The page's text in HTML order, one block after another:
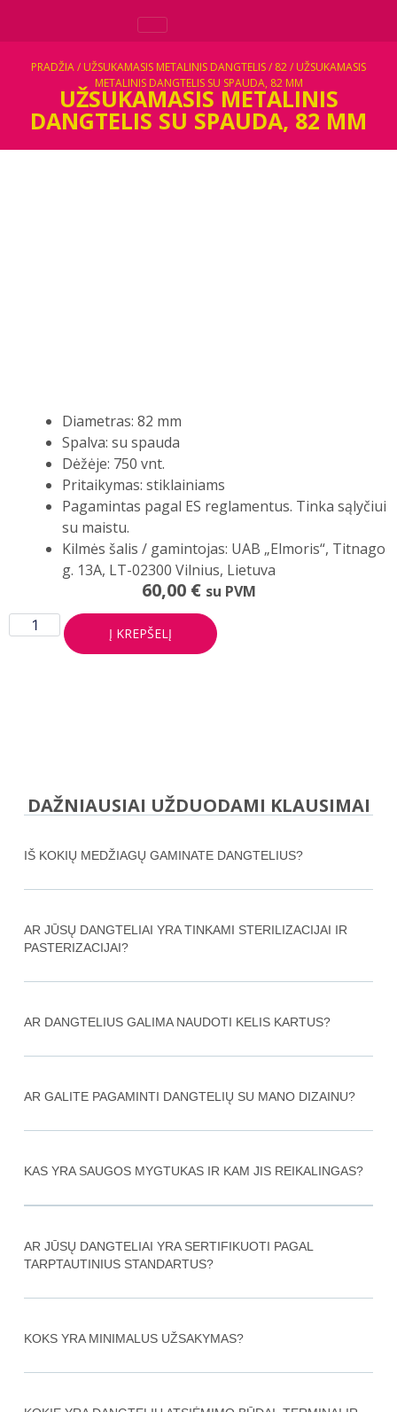
PRADŽIA/ UŽSUKAMASIS METALINIS DANGTELIS/ 82/ UŽSUKAMASIS
METALINIS DANGTELIS SU SPAUDA, 82 MM
UŽSUKAMASIS METALINIS
DANGTELIS SU SPAUDA, 82 MM
Diametras: 82 mm
Spalva: su spauda
Dėžėje: 750 vnt.
Pritaikymas: stiklainiams
Pagamintas pagal ES reglamentus. Tinka sąlyčiui
su maistu.
Kilmės šalis / gamintojas: UAB „Elmoris“, Titnago
g. 13A, LT-02300 Vilnius, Lietuva
60,00 € su PVM
Į KREPŠELĮ
DAŽNIAUSIAI UŽDUODAMI KLAUSIMAI
IŠ KOKIŲ MEDŽIAGŲ GAMINATE DANGTELIUS?
AR JŪSŲ DANGTELIAI YRA TINKAMI STERILIZACIJAI IR
PASTERIZACIJAI?
AR DANGTELIUS GALIMA NAUDOTI KELIS KARTUS?
AR GALITE PAGAMINTI DANGTELIŲ SU MANO DIZAINU?
KAS YRA SAUGOS MYGTUKAS IR KAM JIS REIKALINGAS?​
AR JŪSŲ DANGTELIAI YRA SERTIFIKUOTI PAGAL
TARPTAUTINIUS STANDARTUS?
KOKS YRA MINIMALUS UŽSAKYMAS?